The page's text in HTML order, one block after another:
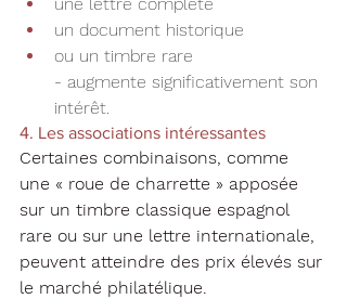
un document historique
ou un timbre rare
- augmente significativement son
intérêt.
4. Les associations intéressantes
Certaines combinaisons, comme
une « roue de charrette » apposée
sur un timbre classique espagnol
rare ou sur une lettre internationale,
peuvent atteindre des prix élevés sur
le marché philatélique.